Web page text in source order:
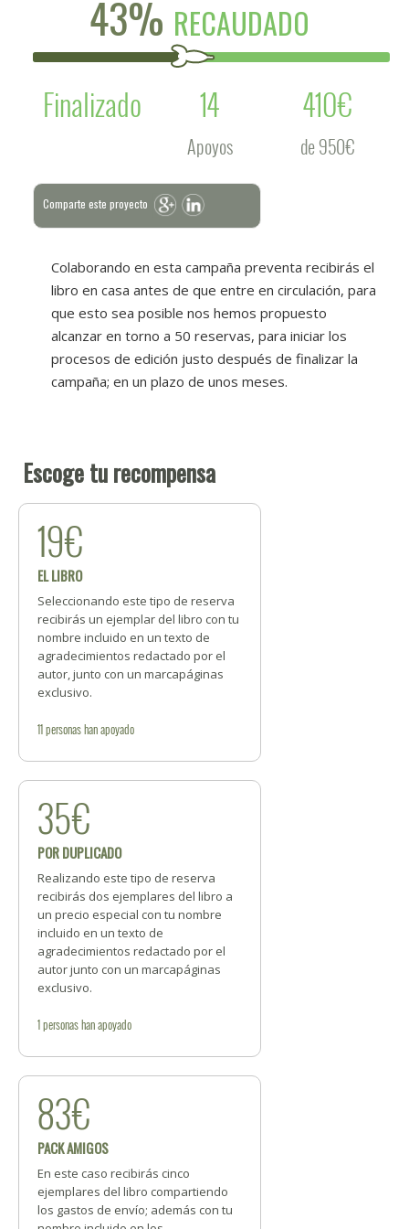
43% RECAUDADO
Finalizado
14
Apoyos
410€
de 950€
Comparte este proyecto
Colaborando en esta campaña preventa recibirás el
libro en casa antes de que entre en circulación, para
que esto sea posible nos hemos propuesto
alcanzar en torno a 50 reservas, para iniciar los
procesos de edición justo después de finalizar la
campaña; en un plazo de unos meses.
Escoge tu recompensa
19€
EL LIBRO
Seleccionando este tipo de reserva
recibirás un ejemplar del libro con tu
nombre incluido en un texto de
agradecimientos redactado por el
autor, junto con un marcapáginas
exclusivo.
11personashan apoyado
35€
POR DUPLICADO
Realizando este tipo de reserva
recibirás dos ejemplares del libro a
un precio especial con tu nombre
incluido en un texto de
agradecimientos redactado por el
autor junto con un marcapáginas
exclusivo.
1personashan apoyado
83€
PACK AMIGOS
En este caso recibirás cinco
ejemplares del libro compartiendo
los gastos de envío; además con tu